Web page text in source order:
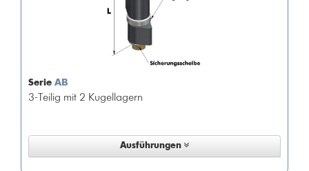
Serie AB
3-Teilig mit 2 Kugellagern
Ausführungen